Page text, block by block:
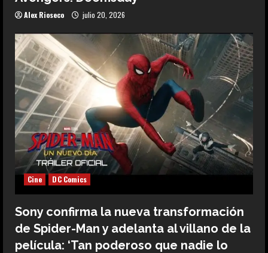
Alex Rioseco julio 20, 2026
Cine DC Comics
Sony confirma la nueva transformación
de Spider-Man y adelanta al villano de la
película: ‘Tan poderoso que nadie lo